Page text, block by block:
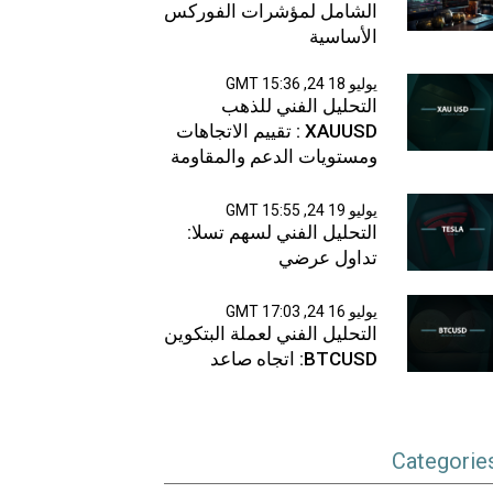
الشامل لمؤشرات الفوركس
الأساسية
يوليو 18 24, 15:36 GMT
التحليل الفني للذهب
XAUUSD : تقييم الاتجاهات
ومستويات الدعم والمقاومة
يوليو 19 24, 15:55 GMT
التحليل الفني لسهم تسلا:
تداول عرضي
يوليو 16 24, 17:03 GMT
التحليل الفني لعملة البتكوين
BTCUSD: اتجاه صاعد